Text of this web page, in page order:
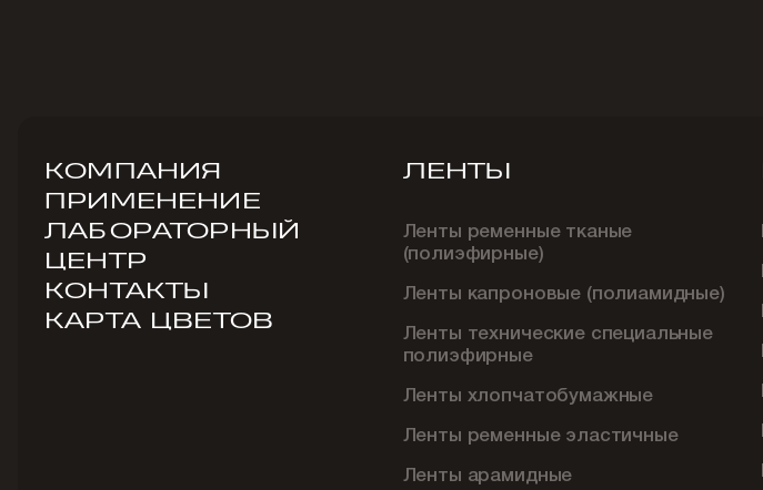
КОМПАНИЯ
ПРИМЕНЕНИЕ
ЛАБОРАТОРНЫЙ
ЦЕНТР
КОНТАКТЫ
КАРТА ЦВЕТОВ
ЛЕНТЫ
Ленты ременные тканые
(полиэфирные)
Ленты капроновые (полиамидные)
Ленты технические специальные
полиэфирные
Ленты хлопчатобумажные
Ленты ременные эластичные
Ленты арамидные